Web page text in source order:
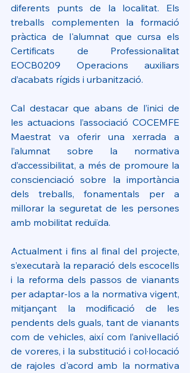
diferents punts de la localitat. Els
treballs complementen la formació
pràctica de l'alumnat que cursa els
Certificats de Professionalitat
EOCB0209 Operacions auxiliars
d’acabats rígids i urbanització.
Cal destacar que abans de l’inici de
les actuacions l’associació COCEMFE
Maestrat va oferir una xerrada a
l’alumnat sobre la normativa
d’accessibilitat, a més de promoure la
conscienciació sobre la importància
dels treballs, fonamentals per a
millorar la seguretat de les persones
amb mobilitat reduïda.
Actualment i fins al final del projecte,
s’executarà la reparació dels escocells
i la reforma dels passos de vianants
per adaptar-los a la normativa vigent,
mitjançant la modificació de les
pendents dels guals, tant de vianants
com de vehicles, així com l’anivellació
de voreres, i la substitució i col·locació
de rajoles d'acord amb la normativa